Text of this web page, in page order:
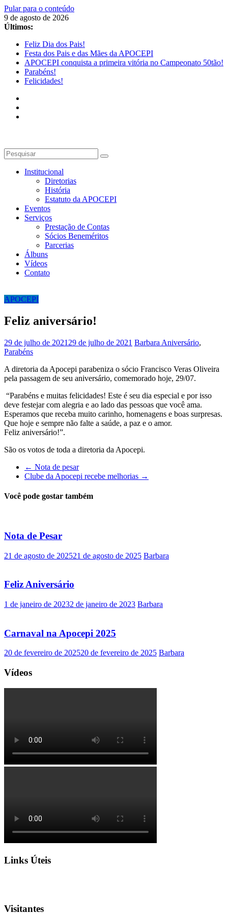
Pular para o conteúdo
9 de agosto de 2026
Últimos:
Feliz Dia dos Pais!
Festa dos Pais e das Mães da APOCEPI
APOCEPI conquista a primeira vitória no Campeonato 50tão!
Parabéns!
Felicidades!
Institucional
Diretorias
História
Estatuto da APOCEPI
Eventos
Serviços
Prestação de Contas
Sócios Beneméritos
Parcerias
Álbuns
Vídeos
Contato
APOCEPI
Feliz aniversário!
29 de julho de 2021 29 de julho de 2021 Barbara Aniversário,
Parabéns
A diretoria da Apocepi parabeniza o sócio Francisco Veras Oliveira
pela passagem de seu aniversário, comemorado hoje, 29/07.
“Parabéns e muitas felicidades! Este é seu dia especial e por isso
deve festejar com alegria e ao lado das pessoas que você ama.
Esperamos que receba muito carinho, homenagens e boas surpresas.
Que hoje e sempre não falte a saúde, a paz e o amor.
Feliz aniversário!”.
São os votos de toda a diretoria da Apocepi.
← Nota de pesar
Clube da Apocepi recebe melhorias →
Você pode gostar também
Nota de Pesar
21 de agosto de 202521 de agosto de 2025 Barbara
Feliz Aniversário
1 de janeiro de 20232 de janeiro de 2023 Barbara
Carnaval na Apocepi 2025
20 de fevereiro de 202520 de fevereiro de 2025 Barbara
Vídeos
Links Úteis
Visitantes